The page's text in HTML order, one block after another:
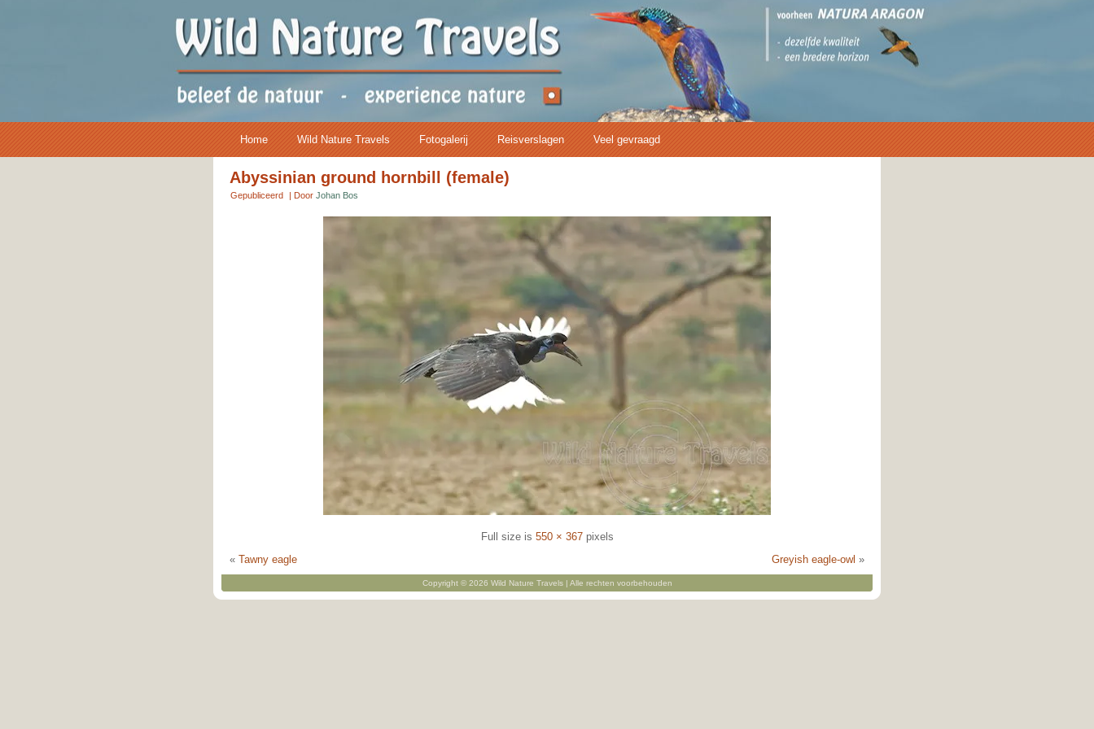
Home Wild Nature Travels Fotogalerij Reisverslagen Veel gevraagd
Abyssinian ground hornbill (female)
Gepubliceerd | Door Johan Bos
Full size is 550 × 367pixels
« Tawny eagle Greyish eagle-owl »
Copyright © 2026 Wild Nature Travels | Alle rechten voorbehouden